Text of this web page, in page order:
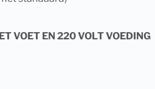
VOET EN 220 VOLT VOEDING